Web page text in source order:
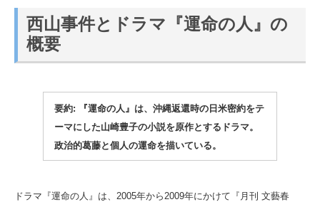
西山事件とドラマ『運命の人』の
概要
要約: 『運命の人』は、沖縄返還時の日米密約をテ
ーマにした山崎豊子の小説を原作とするドラマ。
政治的葛藤と個人の運命を描いている。
ドラマ『運命の人』は、2005年から2009年にかけて『月刊 文藝春